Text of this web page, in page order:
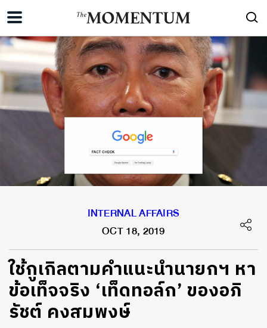
INTERNAL AFFAIRS
OCT 18, 2019
ใช้กูเกิลตามคำแนะนำนายกฯ หา
ข้อเท็จจริง ‘เท็ดทอล์ก’ ของอภิ
รัชต์ คงสมพงษ์